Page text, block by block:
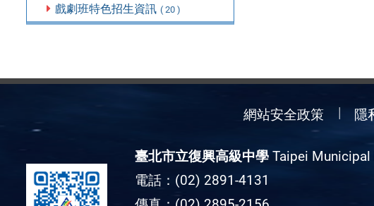
戲劇班特色招生資訊 ( 20 )
網站安全政策 隱
臺北市立復興高級中學Taipei Municipal
電話：(02) 2891-4131